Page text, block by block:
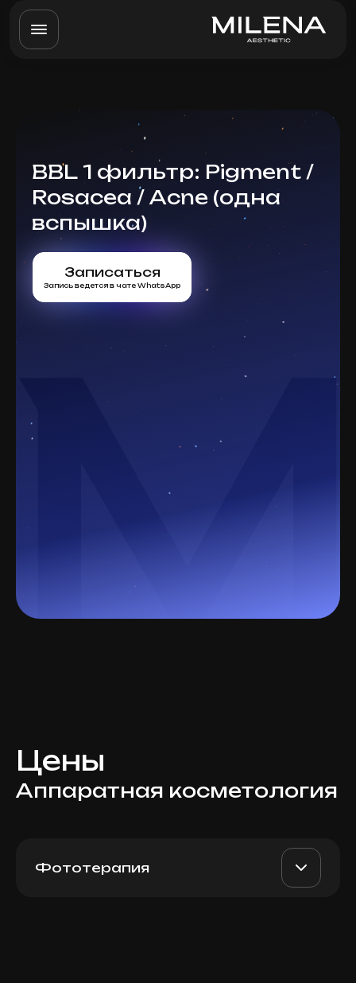
BBL 1 фильтр: Pigment /
Rosacea / Acne (одна
вспышка)
Записаться
Запись ведется в чате WhatsApp
Цены
Аппаратная косметология
Фототерапия